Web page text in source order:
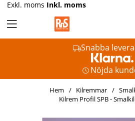
Snabba
Nöjda
Exkl. moms Inkl. moms
Hem Kilremmar
Kilrem Profil SPB -